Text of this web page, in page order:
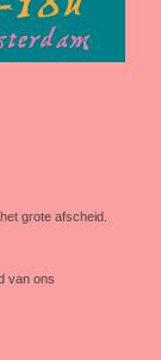
grote afscheid.
van ons